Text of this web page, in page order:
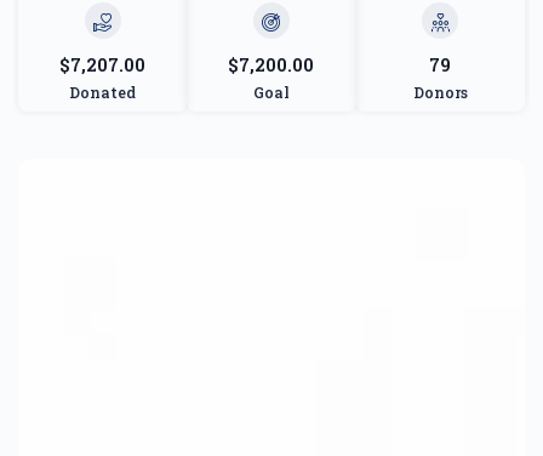
$7,207.00
Donated
$7,200.00
Goal
79
Donors